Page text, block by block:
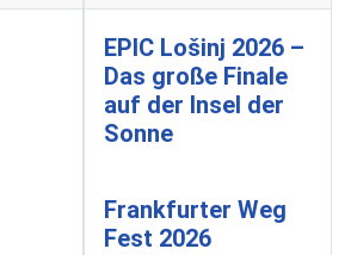
EPIC Lošinj 2026 –
Das große Finale
auf der Insel der
Sonne
Frankfurter Weg
Fest 2026